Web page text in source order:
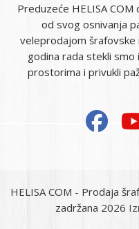
Preduzeće HELISA
od svog osnivanja
veleprodajom šrafovske
godina rada stekli
prostorima i privukli
HELISA COM - Prodaja
zadržana 2026